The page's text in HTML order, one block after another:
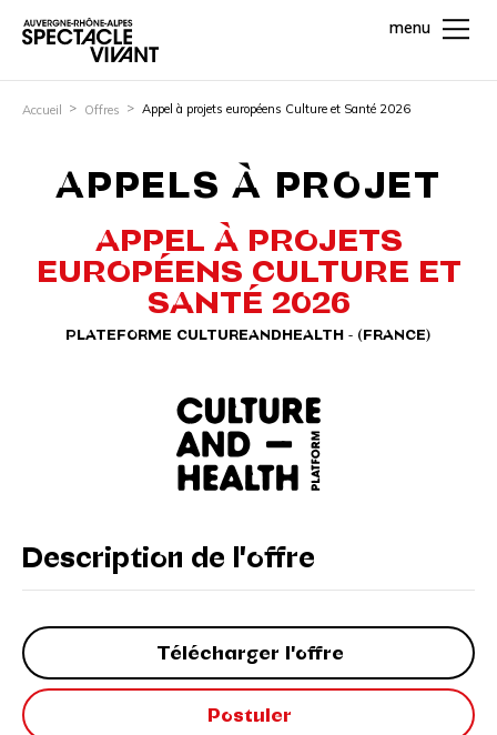
menu
Accueil Offres Appel à projets européens Culture et Santé 2026
APPELS À PROJET
APPEL À PROJETS
EUROPÉENS CULTURE ET
SANTÉ 2026
PLATEFORME CULTUREANDHEALTH - (FRANCE)
Description de l'offre
Télécharger l'offre
Postuler